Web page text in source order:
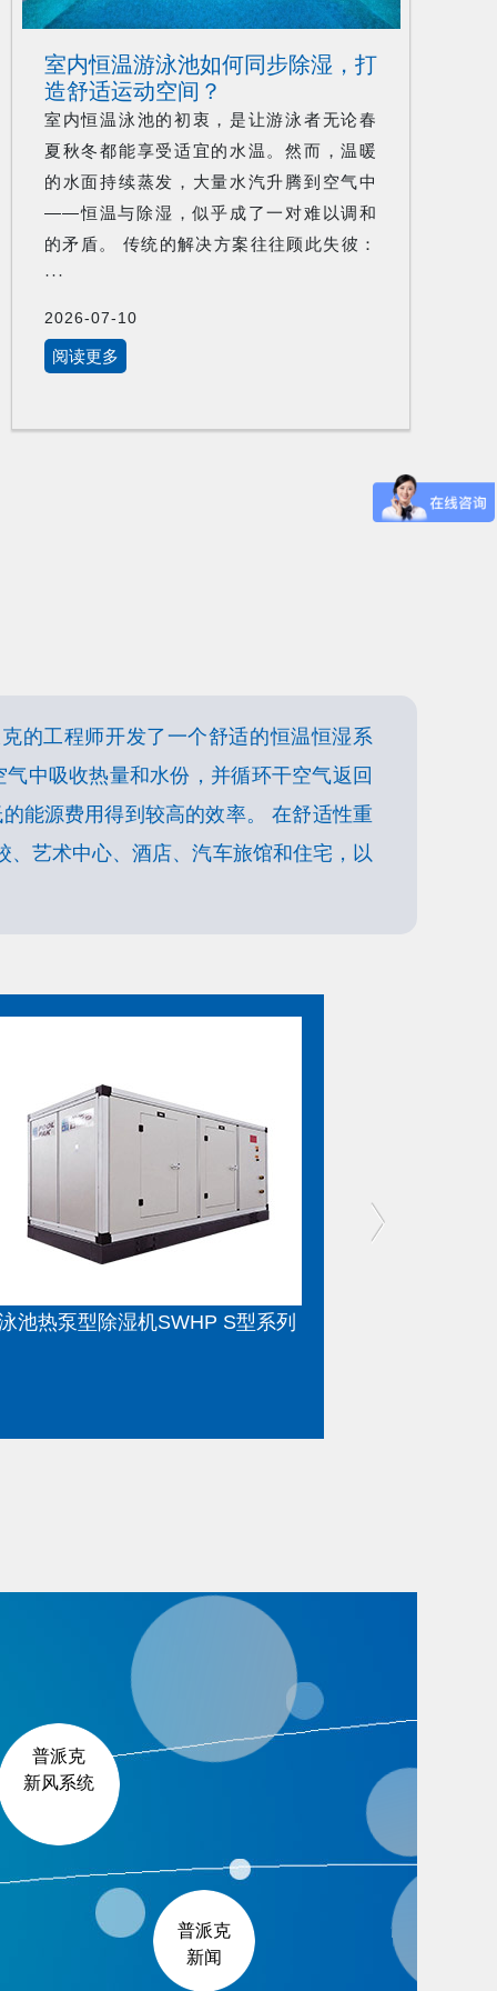
室内恒温游泳池如何同步除湿，打
造舒适运动空间？
室内恒温泳池的初衷，是让游泳者无论春
夏秋冬都能享受适宜的水温。然而，温暖
的水面持续蒸发，大量水汽升腾到空气中
——恒温与除湿，似乎成了一对难以调和
的矛盾。 传统的解决方案往往顾此失彼：
···
2026-07-10
阅读更多
的工程师开发了一个舒适的恒温恒湿系
中吸收热量和水份，并循环干空气返回
能源费用得到较高的效率。 在舒适性重
艺术中心、酒店、汽车旅馆和住宅，以
泳池热泵型除湿机SWHP SR系列
普派克
新风系统
普派克
新闻